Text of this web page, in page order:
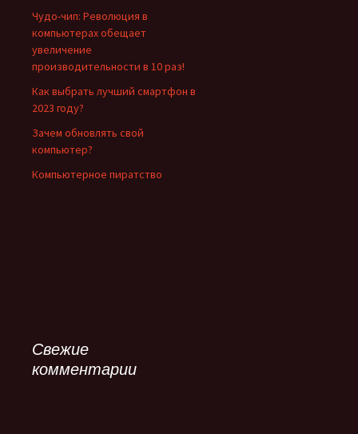
Чудо-чип: Революция в
компьютерах обещает
увеличение
производительности в 10 раз!
Как выбрать лучший смартфон в
2023 году?
Зачем обновлять свой
компьютер?
Компьютерное пиратство
Свежие
комментарии